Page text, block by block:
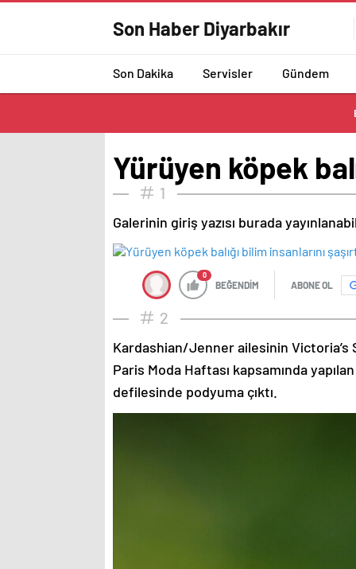
Son Haber Diyarbakır
Son Dakika Servisler Gündem
Yürüyen köpek
1
Galerinin giriş yazısı burada
0
BEĞENDİM ABONE OL
2
Kardashian/Jenner ailesinin
Paris Moda Haftası kapsamında
defilesinde podyuma çıktı.